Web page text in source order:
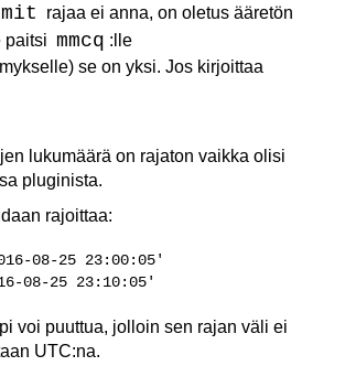
rajaa ei anna, on oletus ääretön
paitsi mmcq :lle
se on yksi. Jos kirjoittaa
lukumäärä on rajaton vaikka olisi
pluginista.
rajoittaa:
08-25 23:00:05'
08-25 23:10:05'
voi puuttua, jolloin sen rajan väli ei
UTC:na.